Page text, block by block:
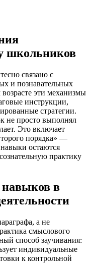
школьников
связано с
и познавательных
эти механизмы
инструкции,
стратегии.
не просто выполнял
Это включает
порядка» —
навыки остаются
практику
в
а не
смыслового
способ заучивания:
индивидуальные
к контрольной